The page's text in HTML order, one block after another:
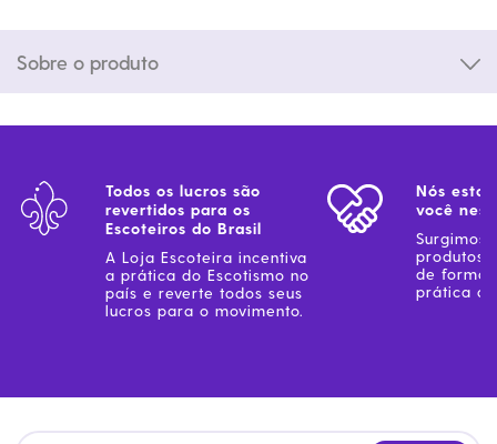
Sobre o produto
Todos os lucros são
revertidos para os
Escoteiros do Brasil
A Loja Escoteira incentiva
a prática do Escotismo no
país e reverte todos seus
lucros para o movimento.
Nós
você
Surgimos
produtos
de forma
prática